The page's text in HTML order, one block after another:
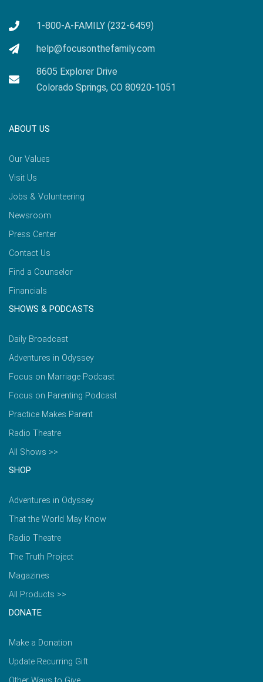
1-800-A-FAMILY (232-6459)
help@focusonthefamily.com
8605 Explorer Drive
Colorado Springs, CO 80920-1051
ABOUT US
Our Values
Visit Us
Jobs & Volunteering
Newsroom
Press Center
Contact Us
Find a Counselor
Financials
SHOWS & PODCASTS
Daily Broadcast
Adventures in Odyssey
Focus on Marriage Podcast
Focus on Parenting Podcast
Practice Makes Parent
Radio Theatre
All Shows >>
SHOP
Adventures in Odyssey
That the World May Know
Radio Theatre
The Truth Project
Magazines
All Products >>
DONATE
Make a Donation
Update Recurring Gift